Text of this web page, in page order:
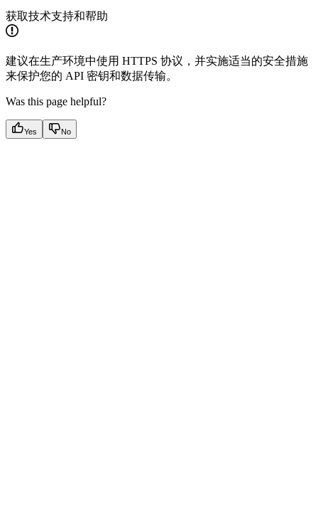
获取技术支持和帮助
建议在生产环境中使用 HTTPS 协议，并实施适当的安全措施
来保护您的 API 密钥和数据传输。
Was this page helpful?
Yes No